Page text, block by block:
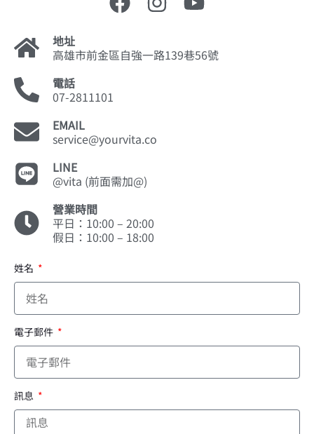
地址
高雄市前金區自強一路139巷56號
電話
07-2811101
EMAIL
service@yourvita.co
LINE
@vita (前面需加@)
營業時間
平日：10:00 – 20:00
假日：10:00 – 18:00
姓名
電子郵件
訊息